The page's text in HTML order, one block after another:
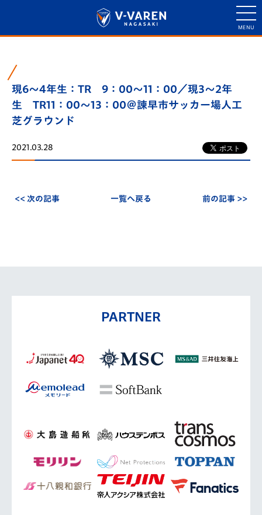
現6～4年生：TR 9：00～11：00／現3～2年
生 TR11：00～13：00＠諫早市サッカー場人工
芝グラウンド
2021.03.28
<< 次の記事 一覧へ戻る 前の記事 >>
PARTNER